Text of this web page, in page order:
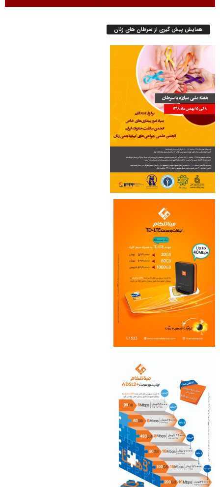
همایش پیش گیری از سرطان های زنان